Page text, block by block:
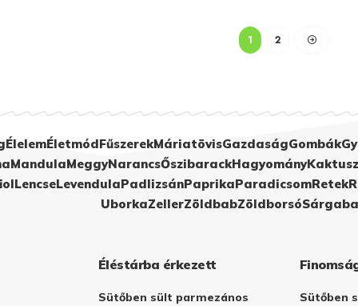
1 2
ÉlelemÉletmódFűszerekMáriatövisGazdaságGombák
MandulaMeggyNarancsŐszibarackHagyományKaktusz
LencseLevendulaPadlizsánPaprikaParadicsomRetek
UborkaZellerZöldbabZöldborsó
Éléstárba érkezett
Sütőben sült parmezános
Sütőben